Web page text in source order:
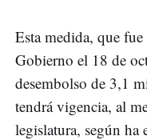
Esta medida, que
Gobierno el 18 de
desembolso de 3,1
tendrá vigencia, al
legislatura, según ha